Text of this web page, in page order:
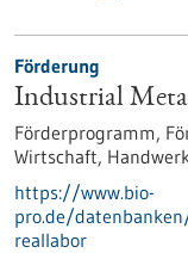
Förderung
Industrial
Förderprogramm,
Wirtschaft,
https://www.bio-
pro.de/
reallabor